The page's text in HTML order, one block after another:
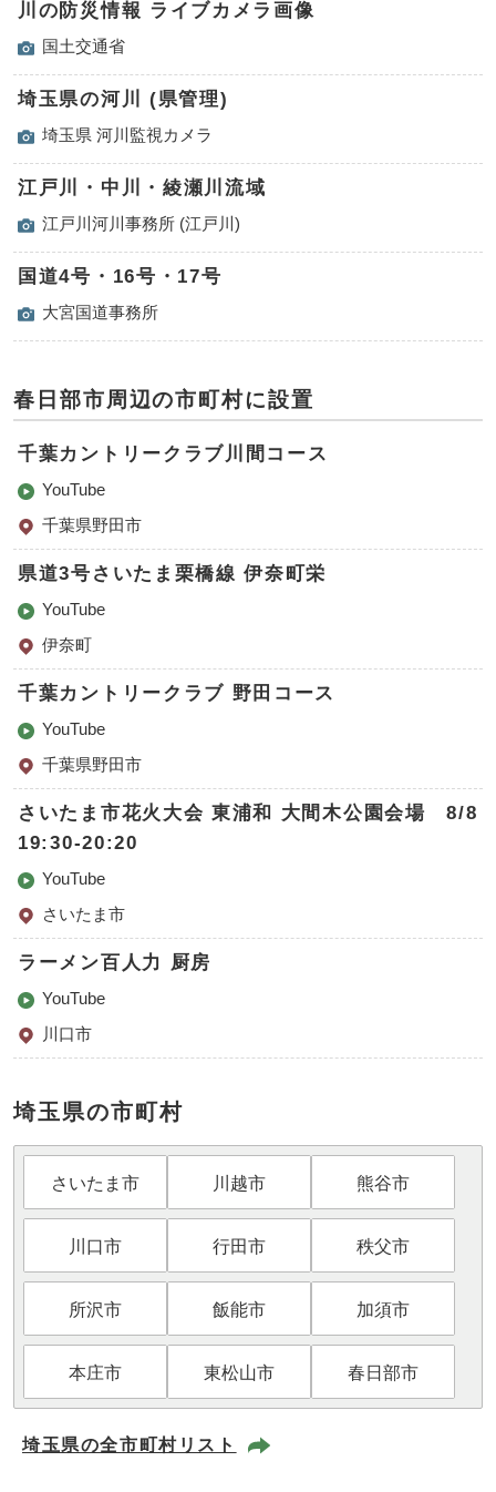
川の防災情報 ライブカメラ画像
国土交通省
埼玉県の河川 (県管理)
埼玉県 河川監視カメラ
江戸川・中川・綾瀬川流域
江戸川河川事務所 (江戸川)
国道4号・16号・17号
大宮国道事務所
春日部市周辺の市町村に設置
千葉カントリークラブ川間コース
YouTube
千葉県野田市
県道3号さいたま栗橋線 伊奈町栄
YouTube
伊奈町
千葉カントリークラブ 野田コース
YouTube
千葉県野田市
さいたま市花火大会 東浦和 大間木公園会場 8/8
19:30-20:20
YouTube
さいたま市
ラーメン百人力 厨房
YouTube
川口市
埼玉県の市町村
さいたま市 川越市 熊谷市
川口市 行田市 秩父市
所沢市 飯能市 加須市
本庄市 東松山市 春日部市
埼玉県の全市町村リスト